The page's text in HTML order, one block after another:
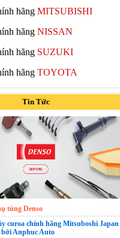
hãng MITSUBISHI
hãng NISSAN
hãng SUZUKI
hãng TOYOTA
Tin Tức
tùng Denso
curoa chính hãng Mitsuboshi Japan
Anphuc Auto